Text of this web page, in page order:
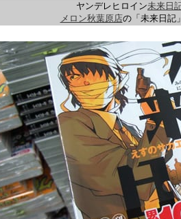
ヤンデレヒロイン未来日
メロン秋葉原店の「未来日記